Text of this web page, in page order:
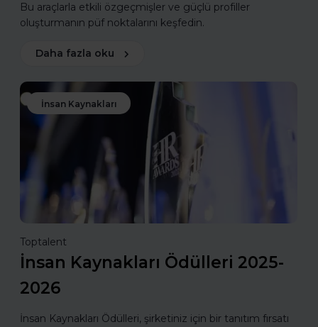
Bu araçlarla etkili özgeçmişler ve güçlü profiller
oluşturmanın püf noktalarını keşfedin.
Daha fazla oku
İnsan Kaynakları
Toptalent
İnsan Kaynakları Ödülleri 2025-
2026
İnsan Kaynakları Ödülleri, şirketiniz için bir tanıtım fırsatı